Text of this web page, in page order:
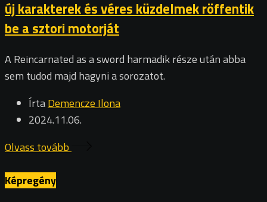
új karakterek és véres küzdelmek röffentik
be a sztori motorját
A Reincarnated as a sword harmadik része után abba
sem tudod majd hagyni a sorozatot.
ÍrtaDemencze Ilona
2024.11.06.
Olvass tovább
Képregény